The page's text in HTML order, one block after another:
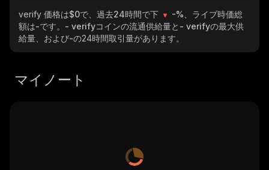
verify 価格は$0で、過去24時間で下 -% 、ライブ時価総
額は-です。 - verifyコインの流通供給量と - verifyの最大供
給量、および-の24時間取引量があります。
マイノート